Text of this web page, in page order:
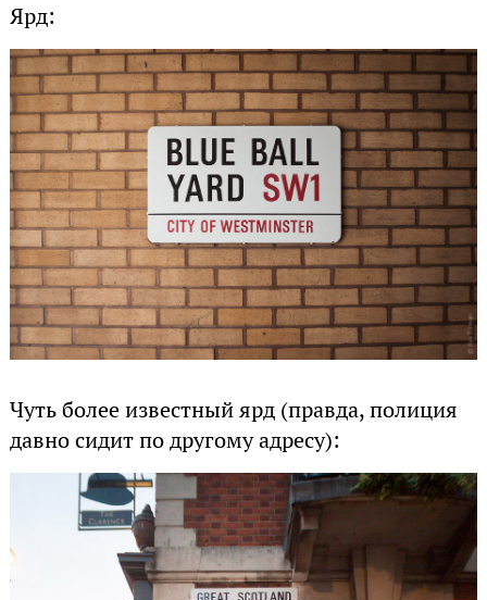
Ярд:
Чуть более известный ярд (правда, полиция
давно сидит по другому адресу):